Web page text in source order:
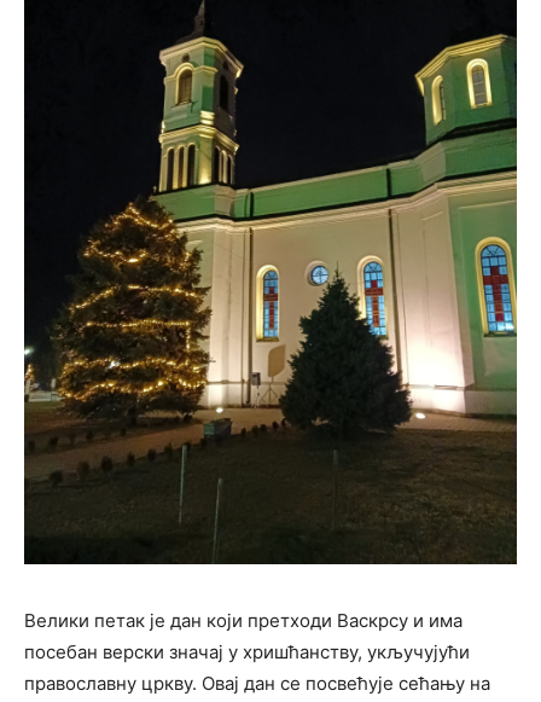
Велики петак је дан који претходи Васкрсу и има
посебан верски значај у хришћанству, укључујући
православну цркву. Овај дан се посвећује сећању на